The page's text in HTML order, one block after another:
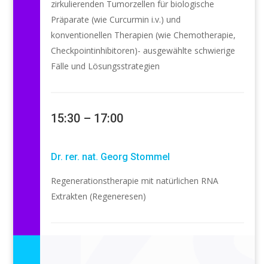
zirkulierenden Tumorzellen für biologische
Präparate (wie Curcurmin i.v.) und
konventionellen Therapien (wie Chemotherapie,
Checkpointinhibitoren)- ausgewählte schwierige
Fälle und Lösungsstrategien
15:30 – 17:00
Dr. rer. nat. Georg Stommel
Regenerationstherapie mit natürlichen RNA
Extrakten (Regeneresen)